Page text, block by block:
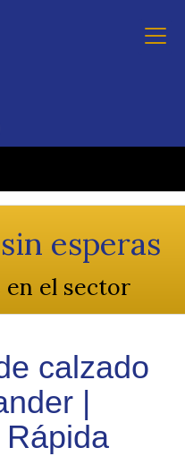
deesperas
en el sector
calzado
|